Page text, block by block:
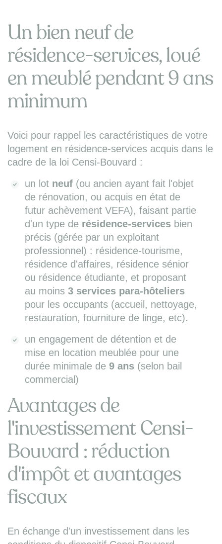
Un bien neuf de
résidence-services, loué
en meublé pendant 9 ans
minimum
Voici pour rappel les caractéristiques de votre
logement en résidence-services acquis dans le
cadre de la loi Censi-Bouvard :
un lot neuf (ou ancien ayant fait l'objet
de rénovation, ou acquis en état de
futur achèvement VEFA), faisant partie
d'un type de résidence-services bien
précis (gérée par un exploitant
professionnel) : résidence-tourisme,
résidence d'affaires, résidence sénior
ou résidence étudiante, et proposant
au moins 3 services para-hôteliers
pour les occupants (accueil, nettoyage,
restauration, fourniture de linge, etc).
un engagement de détention et de
mise en location meublée pour une
durée minimale de 9 ans (selon bail
commercial)
Avantages de
l'investissement Censi-
Bouvard : réduction
d'impôt et avantages
fiscaux
En échange d'un investissement dans les